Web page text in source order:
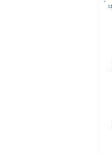
"معاویہ"کینیڈا میں ڈیجیٹل رہنمائی کا نیا چہرہ: